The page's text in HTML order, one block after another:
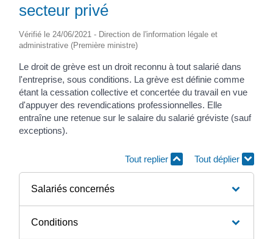
secteur privé
Vérifié le 24/06/2021 - Direction de l'information légale et
administrative (Première ministre)
Le droit de grève est un droit reconnu à tout salarié dans
l'entreprise, sous conditions. La grève est définie comme
étant la cessation collective et concertée du travail en vue
d'appuyer des revendications professionnelles. Elle
entraîne une retenue sur le salaire du salarié gréviste (sauf
exceptions).
Tout replier Tout déplier
Salariés concernés
Conditions